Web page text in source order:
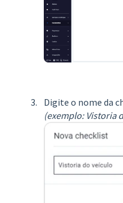
Digite o nome da
(exemplo: Vistoria